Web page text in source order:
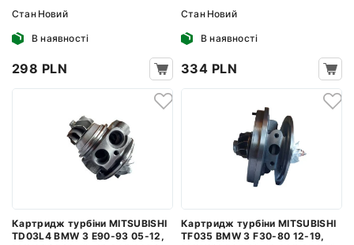
Стан Новий
В наявності
298 PLN
Стан Новий
В наявності
334 PLN
Картридж турбіни MITSUBISHI
TD03L4 BMW 3 E90-93 05-12,
Картридж турбіни MITSUBISHI
TF035 BMW 3 F30-80 12-19,